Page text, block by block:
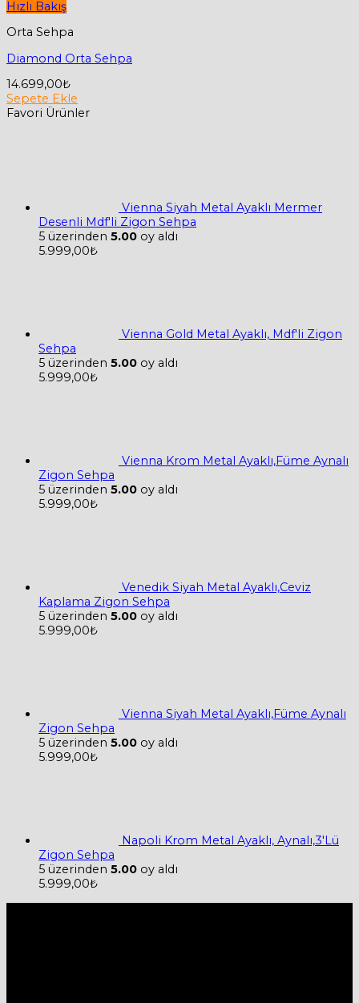
Hızlı Bakış
Orta Sehpa
Diamond Orta Sehpa
14.699,00₺
Sepete Ekle
Favori Ürünler
Vienna Siyah Metal Ayaklı Mermer
Desenli Mdf'li Zigon Sehpa
5 üzerinden 5.00 oy aldı
5.999,00₺
Vienna Gold Metal Ayaklı, Mdf'li Zigon
Sehpa
5 üzerinden 5.00 oy aldı
5.999,00₺
Vienna Krom Metal Ayaklı,Füme Aynalı
Zigon Sehpa
5 üzerinden 5.00 oy aldı
5.999,00₺
Venedik Siyah Metal Ayaklı,Ceviz
Kaplama Zigon Sehpa
5 üzerinden 5.00 oy aldı
5.999,00₺
Vienna Siyah Metal Ayaklı,Füme Aynalı
Zigon Sehpa
5 üzerinden 5.00 oy aldı
5.999,00₺
Napoli Krom Metal Ayaklı, Aynalı,3'Lü
Zigon Sehpa
5 üzerinden 5.00 oy aldı
5.999,00₺